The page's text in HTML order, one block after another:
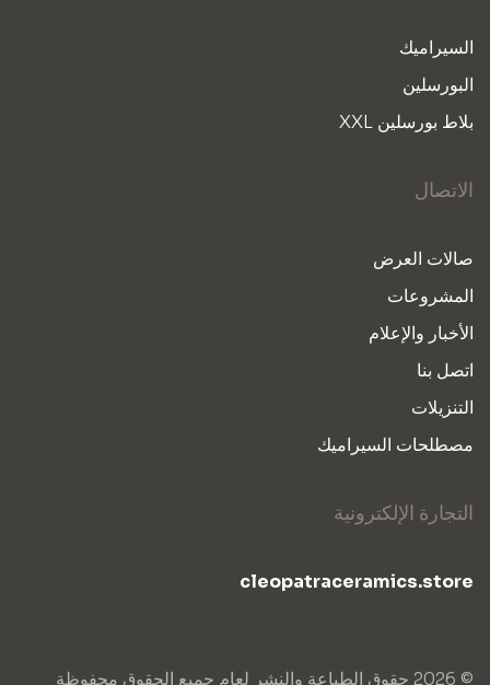
السيراميك
البورسلين
بلاط بورسلين XXL
الاتصال
صالات العرض
المشروعات
الأخبار والإعلام
اتصل بنا
التنزيلات
مصطلحات السيراميك
التجارة الإلكترونية
cleopatraceramics.store
© 2026 حقوق الطباعة والنشر لعام جميع الحقوق محفوظة